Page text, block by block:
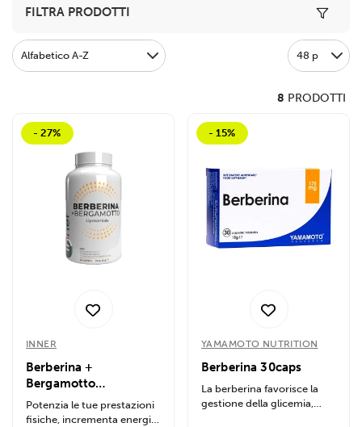
Toggle
FILTRA PRODOTTI
Alfabetico A-Z 48 p
8 PRODOTTI
- 27%
INNER
Berberina +
Bergamotto
liposomiale 60caps
Potenzia le tue prestazioni
fisiche, incrementa energia
- 15%
YAMAMOTO NUTRITION
Berberina 30caps
La berberina favorisce la
gestione della glicemia,